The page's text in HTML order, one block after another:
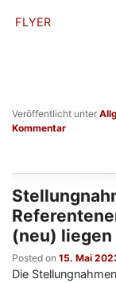
FLYER
Veröffentlicht unter
Kommentar
(neu) liegen
Posted on 15. Mai
Die